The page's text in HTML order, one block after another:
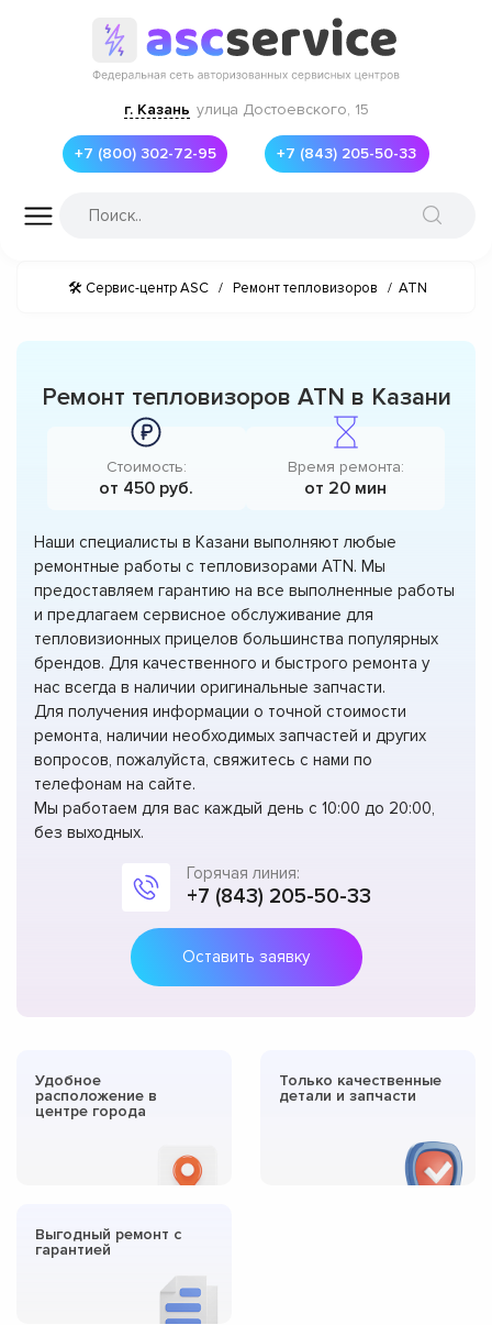
г. Казань улица Достоевского, 15
+7 (800) 302-72-95 +7 (843) 205-50-33
🛠 Сервис-центр ASC / Ремонт тепловизоров / ATN
Ремонт тепловизоров ATN в Казани
Стоимость:
от 450 руб.
Время ремонта:
от 20 мин
Наши специалисты в Казани выполняют любые
ремонтные работы с тепловизорами ATN. Мы
предоставляем гарантию на все выполненные работы
и предлагаем сервисное обслуживание для
тепловизионных прицелов большинства популярных
брендов. Для качественного и быстрого ремонта у
нас всегда в наличии оригинальные запчасти.
Для получения информации о точной стоимости
ремонта, наличии необходимых запчастей и других
вопросов, пожалуйста, свяжитесь с нами по
телефонам на сайте.
Мы работаем для вас каждый день с 10:00 до 20:00,
без выходных.
Горячая линия:
+7 (843) 205-50-33
Оставить заявку
Удобное
расположение в
центре города
Только качественные
детали и запчасти
Выгодный ремонт с
гарантией